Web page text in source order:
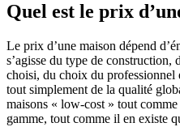
Quel est le prix
Le prix d’une maison dépend
s’agisse du type de construction,
choisi, du choix du professionnel
tout simplement de la qualité
maisons « low-cost » tout
gamme, tout comme il en existe